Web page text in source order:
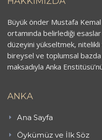
Büyük önder Mustafa Kemal
ortamında belirlediği
düzeyini yükseltmek,
bireysel ve toplumsal
maksadıyla Anka
ANKA
Ana Sayfa
Öykümüz ve İlk Söz